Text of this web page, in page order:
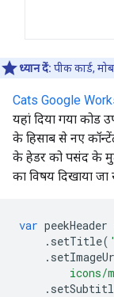
ध्यान दें: पीक कार्ड,
Cats Google
यहां दिया गया कोड
के हिसाब से नए
के हेडर को पसंद के
का विषय दिखाया
var peekHeader
. setTitle(
.
icons/
.